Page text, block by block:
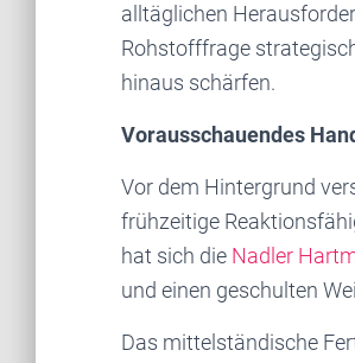
alltäglichen
Rohstofffrage
hinaus schärfen.
Vorausschauendes
Vor dem Hintergrund
frühzeitige
hat sich die Nadler
und einen geschulten
Das mittelständische